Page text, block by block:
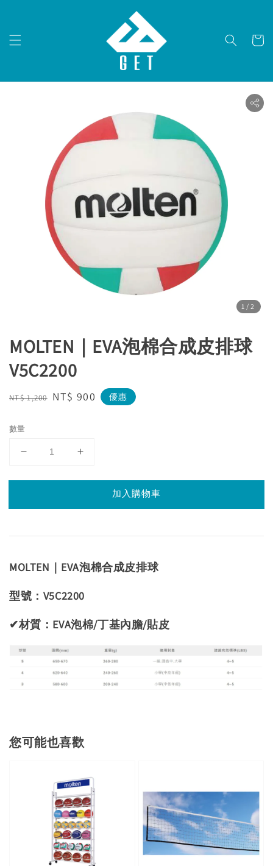
1 /2
MOLTEN｜EVA泡棉合成皮排球
V5C2200
Regular
NT$ 1,200 Sale
NT$ 900 優惠
數量
加入購物車
MOLTEN｜EVA泡棉合成皮排球
型號： V5C2200
✔材質：EVA泡棉/丁基內膽/貼皮
您可能也喜歡